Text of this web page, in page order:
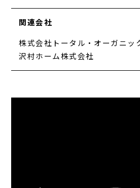
関連会社
株式会社トータル・オーガニッ
沢村ホーム株式会社